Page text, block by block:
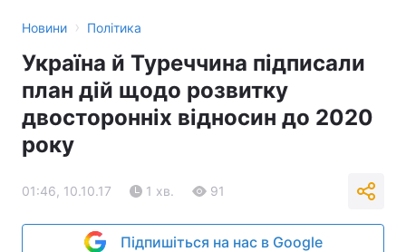
Новини › Політика
Україна й Туреччина підписали
план дій щодо розвитку
двосторонніх відносин до 2020
року
01:46, 10.10.17 1 хв. 91
Підпишіться на нас в Google